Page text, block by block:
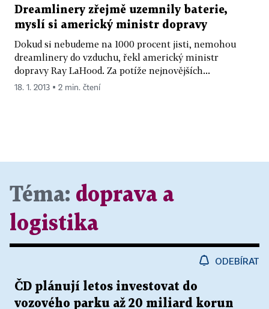
Dreamlinery zřejmě uzemnily baterie,
myslí si americký ministr dopravy
Dokud si nebudeme na 1000 procent jisti, nemohou
dreamlinery do vzduchu, řekl americký ministr
dopravy Ray LaHood. Za potíže nejnovějších...
18. 1. 2013 ▪ 2 min. čtení
Téma: doprava a
logistika
ODEBÍRAT
ČD plánují letos investovat do
vozového parku až 20 miliard korun